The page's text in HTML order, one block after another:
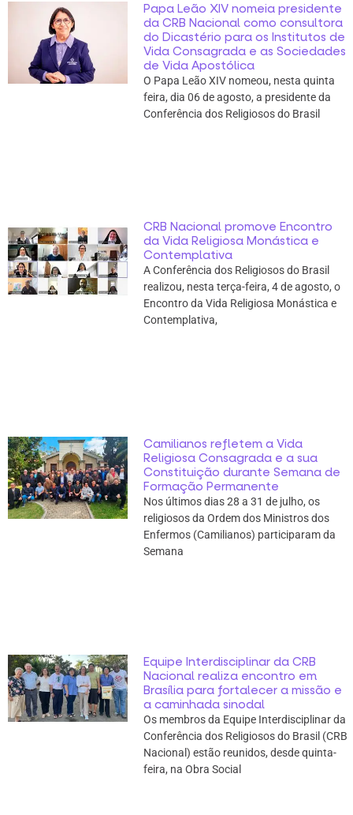
Papa Leão XIV nomeia presidente
da CRB Nacional como consultora
do Dicastério para os Institutos de
Vida Consagrada e as Sociedades
de Vida Apostólica
O Papa Leão XIV nomeou, nesta quinta
feira, dia 06 de agosto, a presidente da
Conferência dos Religiosos do Brasil
CRB Nacional promove Encontro
da Vida Religiosa Monástica e
Contemplativa
A Conferência dos Religiosos do Brasil
realizou, nesta terça-feira, 4 de agosto, o
Encontro da Vida Religiosa Monástica e
Contemplativa,
Camilianos refletem a Vida
Religiosa Consagrada e a sua
Constituição durante Semana de
Formação Permanente
Nos últimos dias 28 a 31 de julho, os
religiosos da Ordem dos Ministros dos
Enfermos (Camilianos) participaram da
Semana
Equipe Interdisciplinar da CRB
Nacional realiza encontro em
Brasília para fortalecer a missão e
a caminhada sinodal
Os membros da Equipe Interdisciplinar da
Conferência dos Religiosos do Brasil (CRB
Nacional) estão reunidos, desde quinta-
feira, na Obra Social